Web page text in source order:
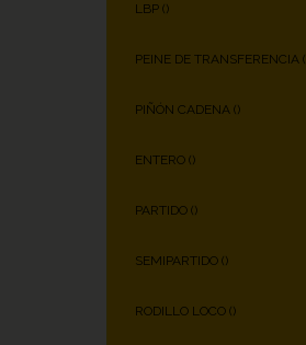
LBP ()
PEINE DE TRANSFERENCIA (
PIÑÓN CADENA ()
ENTERO ()
PARTIDO ()
SEMIPARTIDO ()
RODILLO LOCO ()